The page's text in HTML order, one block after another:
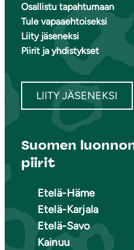
Osallistu tapahtumaan
Tule vapaaehtoiseksi
Liity jäseneksi
Piirit ja yhdistykset
LIITY JÄSENEKSI
Suomen
piirit
Etelä-Häme
Etelä-Karjala
Etelä-Savo
Kainuu